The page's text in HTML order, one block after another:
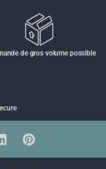
de gros volume possible